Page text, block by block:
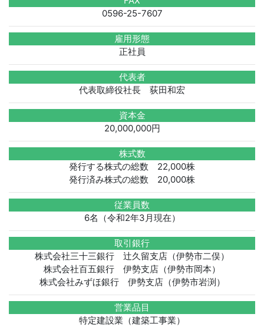
0596-25-7607
雇用形態
正社員
代表者
代表取締役社長 荻田和宏
資本金
20,000,000円
株式数
発行する株式の総数 22,000株
発行済み株式の総数 20,000株
従業員数
6名（令和2年3月現在）
取引銀行
株式会社三十三銀行 辻久留支店（伊勢市二俣）
株式会社百五銀行 伊勢支店（伊勢市岡本）
株式会社みずほ銀行 伊勢支店（伊勢市岩渕）
営業品目
特定建設業（建築工事業）